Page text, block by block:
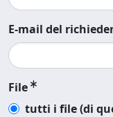
E-mail del
File
tutti i file (di